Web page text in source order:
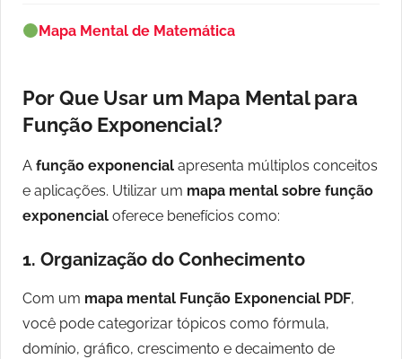
Mapa Mental de Matemática
Por Que Usar um Mapa Mental para
Função Exponencial?
A função exponencial apresenta múltiplos conceitos
e aplicações. Utilizar um mapa mental sobre função
exponencial oferece benefícios como:
1. Organização do Conhecimento
Com um mapa mental Função Exponencial PDF,
você pode categorizar tópicos como fórmula,
domínio, gráfico, crescimento e decaimento de